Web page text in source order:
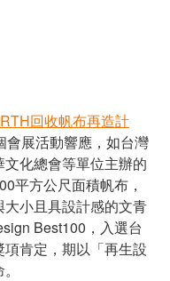
回收帆布再造計
會展活動響應，如台灣
化總會等單位主辦的
平方公尺面積帆布，
小且具設計感的文青
Best100，入選台
肯定，期以「再生設